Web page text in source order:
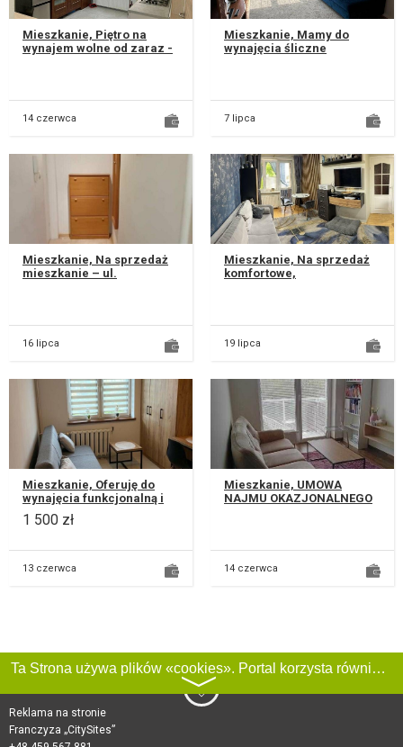
Mieszkanie, Piętro na
wynajem wolne od zaraz -
14 czerwca
Mieszkanie, Mamy do
wynajęcia śliczne
7 lipca
Mieszkanie, Na sprzedaż
mieszkanie – ul.
16 lipca
Mieszkanie, Na sprzedaż
komfortowe,
19 lipca
Mieszkanie, Oferuję do
wynajęcia funkcjonalną i
przytulną mikrokawalerkę
o powierzchni ok 15 m2.
1 500 zł
13 czerwca
Mieszkanie, UMOWA
NAJMU OKAZJONALNEGO
14 czerwca
Ta Strona używa plików «cookies». Portal korzysta również z serwisu internetowego do zbierania danych technicznych o odwiedzających w celu uzyskania informacji marketingowych i statystycznych. Warunki przetwarzania danych odwiedzających Stronę, patrz:
〉
Reklama na stronie
Franczyza „CitySites”